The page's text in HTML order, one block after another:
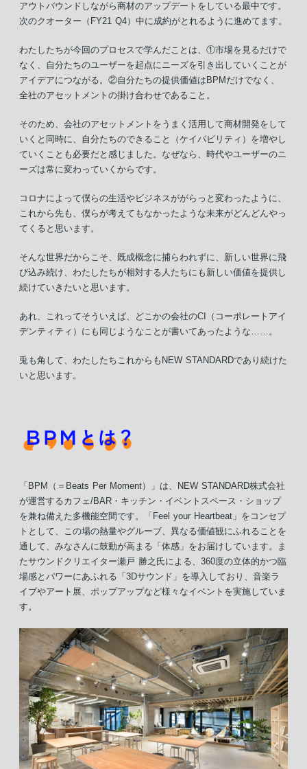
アウトバウンドしながら商材のアップデートをしている最中です。
次のクオーター（FY21 Q4）中に成約がとれるように進めてます。
わたしたちが今回のプロセスで学んだことは、①市場を見るだけで
なく、自分たちのユーザーを起点にニーズを引き出していくことが
アイデアにつながる。②自分たちの提供価値はBPMだけでなく、
全社のアセットメントの掛け合わせであること。
そのため、会社のアセットメントをうまく活用して商材開発をして
いくと同時に、自分たちのできること（ケイパビリティ）を増やし
ていくことも必要だと感じました。なぜなら、時代やユーザーのニ
ーズは常に変わっていくからです。
コロナによって僕らの生活やビジネスががらっと変わったように、
これから先も、僕らが考えてもなかったような未来がどんどんやっ
てくると思います。
そんな世界だからこそ、既成概念に捕らわれずに、新しい世界に飛
び込み続け、わたしたちが相対する人たちにも新しい価値を提供し
続けていきたいと思います。
あれ、これってそういえば、どこかの会社のCI（コーポレートアイ
デンティティ）にも同じようなことが書いてあったような……。
兎も角して、わたしたちこれからもNEW STANDARDであり続けた
いと思います。
「BPM（＝Beats Per Moment）」は、NEW STANDARD株式会社
が運営するカフェ/BAR・キッチン・イベントスペース・ショップ
を兼ね備えた多機能空間です。「Feel your Heartbeat」をコンセプ
トとして、この場の熱量やグルーブ、異なる価値観にふれることを
通して、みなさんに鼓動が高まる「体感」をお届けしています。ま
たサウンドクリエイター瀬戸 勝之氏による、360度の立体的かつ臨
場感とパワーにあふれる「3Dサウンド」を導入しており、音楽ラ
イブやアート展、ポップアップなど様々なイベントを実施していま
す。